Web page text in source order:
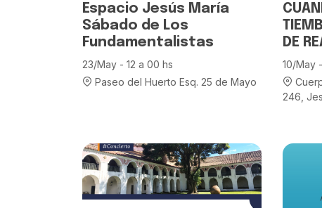
Espacio Jesús María
Sábado de Los
Fundamentalistas
23/May - 12 a 00 hs
Paseo del Huerto Esq. 25 de Mayo
DE
10/May
246,